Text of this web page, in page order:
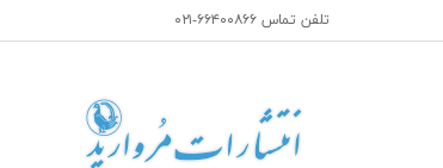
تلفن تماس ۶۶۴۰۰۸۶۶-۰۲۱